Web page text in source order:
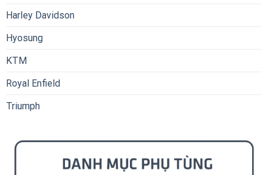
Harley Davidson
Hyosung
KTM
Royal Enfield
Triumph